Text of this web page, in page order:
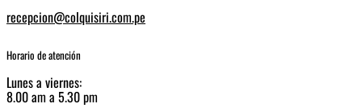
recepcion@colquisiri.com.pe
Horario de atención
Lunes a viernes:
8.00 am a 5.30 pm